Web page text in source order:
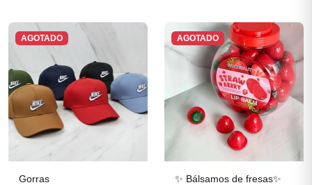
AGOTADO
Gorras
AGOTADO
✨ Bálsamos de fresas✨